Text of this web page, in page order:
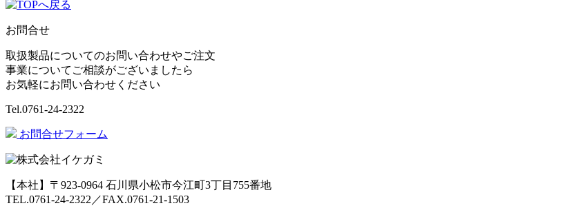
お問合せ
取扱製品についてのお問い合わせやご注文
事業についてご相談がございましたら
お気軽にお問い合わせください
Tel.0761-24-2322
お問合せフォーム
【本社】〒923-0964 石川県小松市今江町3丁目755番地
TEL.0761-24-2322／FAX.0761-21-1503